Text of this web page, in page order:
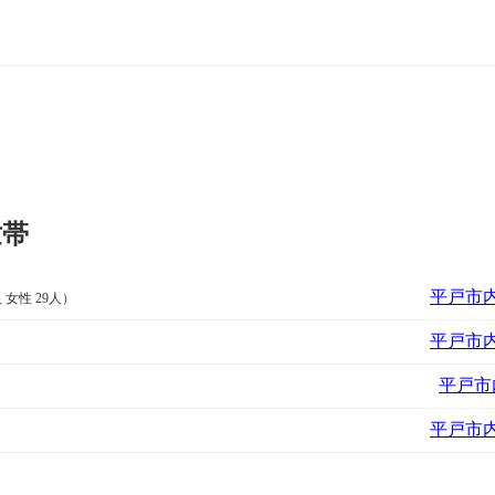
性 29人） 平戸市
平戸市
平戸市
平戸市